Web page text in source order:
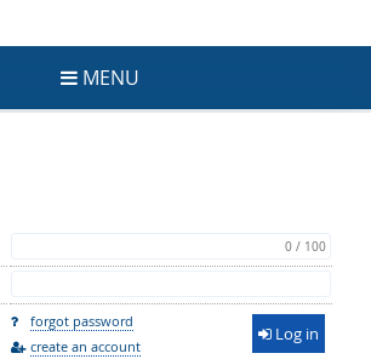
MENU
0 / 100
forgot password
create an account
Log in